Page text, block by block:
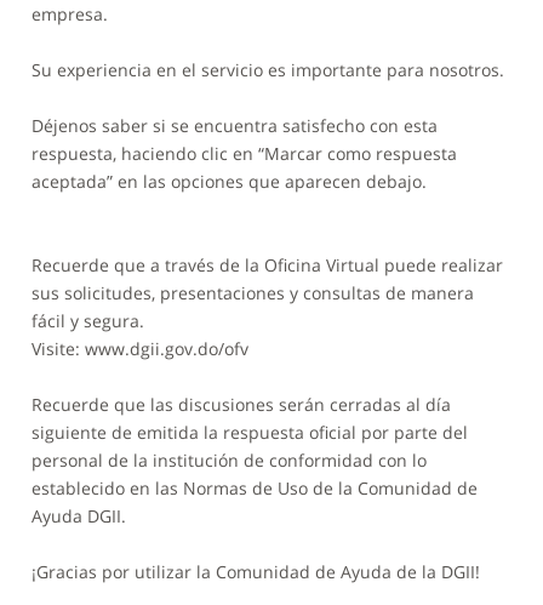
empresa.
Su experiencia en el servicio es importante para nosotros.
Déjenos saber si se encuentra satisfecho con esta
respuesta, haciendo clic en “Marcar como respuesta
aceptada” en las opciones que aparecen debajo.
Recuerde que a través de la Oficina Virtual puede realizar
sus solicitudes, presentaciones y consultas de manera
fácil y segura.
Visite: www.dgii.gov.do/ofv
Recuerde que las discusiones serán cerradas al día
siguiente de emitida la respuesta oficial por parte del
personal de la institución de conformidad con lo
establecido en las Normas de Uso de la Comunidad de
Ayuda DGII.
¡Gracias por utilizar la Comunidad de Ayuda de la DGII!